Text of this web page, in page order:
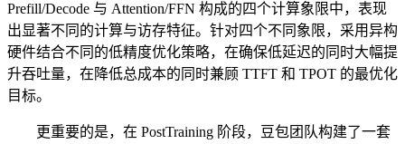
Prefill/Decode 与 Attention/FFN 构成的四个计算象限中，表现
出显著不同的计算与访存特征。针对四个不同象限，采用异构
硬件结合不同的低精度优化策略，在确保低延迟的同时大幅提
升吞吐量，在降低总成本的同时兼顾 TTFT 和 TPOT 的最优化
目标。
更重要的是，在 PostTraining 阶段，豆包团队构建了一套